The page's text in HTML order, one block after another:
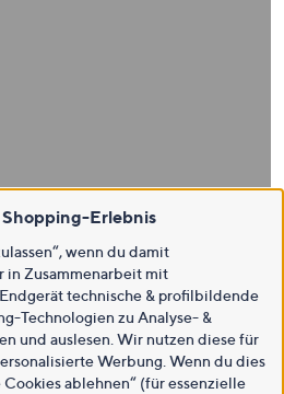
Shopping-Erlebnis
wenn du damit
in Zusammenarbeit mit
technische & profilbildende
Technologien zu Analyse- &
und auslesen. Wir nutzen diese für
Werbung. Wenn du dies
ablehnen“ (für essenzielle